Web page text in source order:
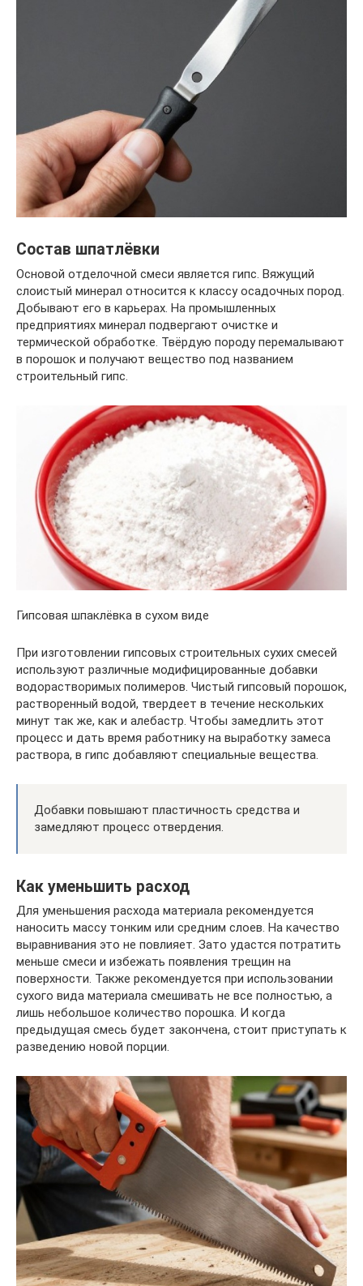
Состав шпатлёвки
Основой отделочной смеси является гипс. Вяжущий
слоистый минерал относится к классу осадочных пород.
Добывают его в карьерах. На промышленных
предприятиях минерал подвергают очистке и
термической обработке. Твёрдую породу перемалывают
в порошок и получают вещество под названием
строительный гипс.
Гипсовая шпаклёвка в сухом виде
При изготовлении гипсовых строительных сухих смесей
используют различные модифицированные добавки
водорастворимых полимеров. Чистый гипсовый порошок,
растворенный водой, твердеет в течение нескольких
минут так же, как и алебастр. Чтобы замедлить этот
процесс и дать время работнику на выработку замеса
раствора, в гипс добавляют специальные вещества.
Добавки повышают пластичность средства и
замедляют процесс отвердения.
Как уменьшить расход
Для уменьшения расхода материала рекомендуется
наносить массу тонким или средним слоев. На качество
выравнивания это не повлияет. Зато удастся потратить
меньше смеси и избежать появления трещин на
поверхности. Также рекомендуется при использовании
сухого вида материала смешивать не все полностью, а
лишь небольшое количество порошка. И когда
предыдущая смесь будет закончена, стоит приступать к
разведению новой порции.